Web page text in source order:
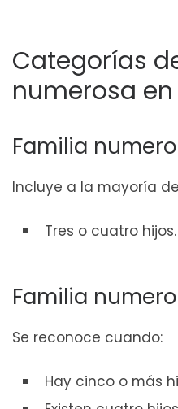
Categorías
numerosa
Familia
Incluye a la mayoría
Tres o cuatro hijos.
Familia
Se reconoce cuando:
Hay cinco o más